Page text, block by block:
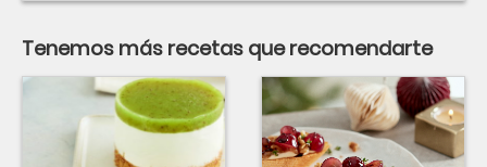
Tenemos más recetas que recomendarte